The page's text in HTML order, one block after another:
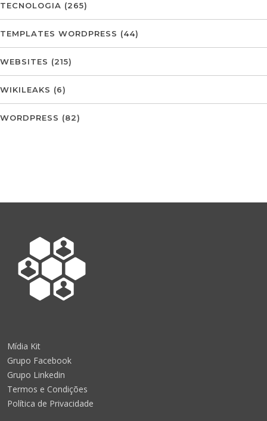
TECNOLOGIA (265)
TEMPLATES WORDPRESS (44)
WEBSITES (215)
WIKILEAKS (6)
WORDPRESS (82)
Mídia Kit
Grupo Facebook
Grupo Linkedin
Termos e Condições
Política de Privacidade